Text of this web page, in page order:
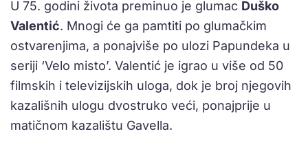
U 75. godini života preminuo je glumac Duško
Valentić. Mnogi će ga pamtiti po glumačkim
ostvarenjima, a ponajviše po ulozi Papundeka u
seriji ‘Velo misto’. Valentić je igrao u više od 50
filmskih i televizijskih uloga, dok je broj njegovih
kazališnih ulogu dvostruko veći, ponajprije u
matičnom kazalištu Gavella.